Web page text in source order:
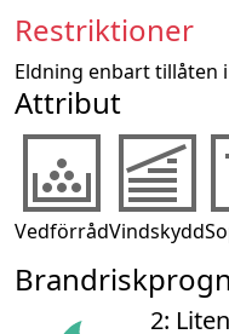
Restriktioner
Eldning enbart tillåten
Attribut
VedförrådVindskydd
2: